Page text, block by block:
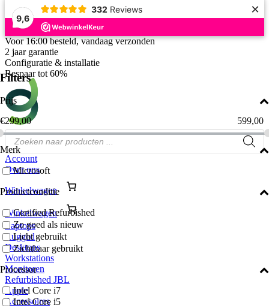
9,6
332 Reviews ×
Ga
naar
de
inhoud
Voor 16:00 besteld, vandaag verzonden
2 jaar garantie
Configuratie & installatie
Bespaar tot 60%
Producten
zoeken
Account
Over ons
Winkelwagen
Winkelwagen
Laptops
Rugged
Desktops
Workstations
Monitoren
Refurbished JBL
Apple
Accessoires
Filters
Prijs
€299,00 599,00
Merk
Microsoft
Productconditie
Certified Refurbished
Zo goed als nieuw
Licht gebruikt
Zichtbaar gebruikt
Processor
Intel Core i7
Intel Core i5